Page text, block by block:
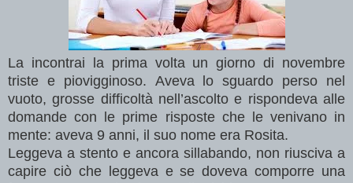
La incontrai la prima volta un giorno di novembre
triste e piovigginoso. Aveva lo sguardo perso nel
vuoto, grosse difficoltà nell’ascolto e rispondeva alle
domande con le prime risposte che le venivano in
mente: aveva 9 anni, il suo nome era Rosita.
Leggeva a stento e ancora sillabando, non riusciva a
capire ciò che leggeva e se doveva comporre una